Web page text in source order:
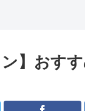
ン】おす